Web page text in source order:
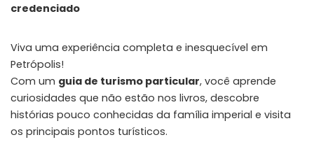
credenciado
Viva uma experiência completa e inesquecível em
Petrópolis!
Com um guia de turismo particular, você aprende
curiosidades que não estão nos livros, descobre
histórias pouco conhecidas da família imperial e visita
os principais pontos turísticos.